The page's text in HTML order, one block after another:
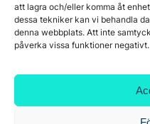
att lagra och/eller komma åt
dessa tekniker kan vi behandla
denna webbplats. Att inte
påverka vissa funktioner negativt.